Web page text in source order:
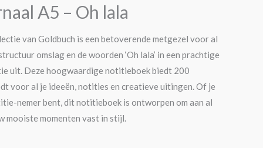
A5 – Oh lala
van Goldbuch is een betoverende metgezel voor al
omslag en de woorden ‘Oh lala’ in een prachtige
uit. Deze hoogwaardige notitieboek biedt 200
voor al je ideeën, notities en creatieve uitingen. Of je
nemer bent, dit notitieboek is ontworpen om aan al
mooiste momenten vast in stijl.